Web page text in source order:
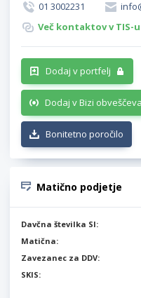
01 3002231
Več kontaktov v TIS-u
Dodaj v portfelj
Dodaj v Bizi
Bonitetno poročilo
Matično podjetje
Davčna številka SI:
Matična:
Zavezanec za DDV:
SKIS: